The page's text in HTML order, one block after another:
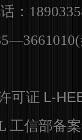
：
可证 L-
工信部备